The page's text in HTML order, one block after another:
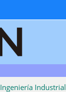
Ingeniería Industrial